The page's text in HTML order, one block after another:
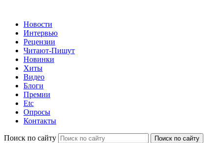
Новости
Интервью
Рецензии
Читают-Пишут
Новинки
Хиты
Видео
Блоги
Премии
Etc
Опросы
Контакты
Поиск по сайту